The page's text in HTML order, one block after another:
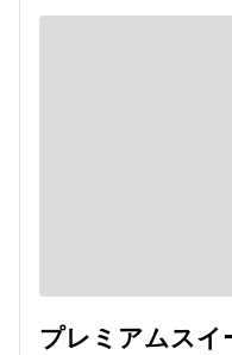
プレミアムスイ